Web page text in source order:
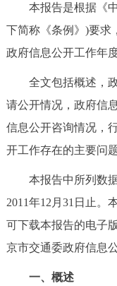
政策兑现
政务服务
便民服务
中介服务
本报告是根据《中
下简称《条例》)要求
政府信息公开工作年度
全文包括概述，政
请公开情况，政府信
信息公开咨询情况，
开工作存在的主要问
本报告中所列数据
2011年12月31日止。
可下载本报告的电子
京市交通委政府信息
一、概述